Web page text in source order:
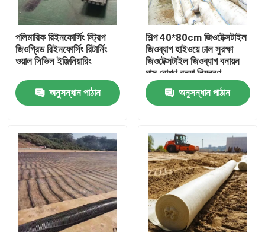
VR প্রদর্শন
আমাদের সম্পর্কে
কারখানা ভ্রমণ
আমাদের সাথে যোগাযোগ করুন
উদ্ধৃতির জন্য আবেদন
জিওটেক্সটাইল জিওগ্রিড
পলিমারিক রিইনফোর্সিং স্ট্রিপ
জিওগ্রিড রিইনফোর্সিং রিটার্নিং
ওয়াল সিভিল ইঞ্জিনিয়ারিং
অনুসন্ধান পাঠান
শিল্প 40*80cm জিওটেক্সটাইল
জিওব্যাগ হাইওয়ে ঢাল সুরক্ষা
জিওটেক্সটাইল জিওব্যাগ বনায়ন
ঘাস রোপণ বন্যা নিয়ন্ত্রণ
জিওটেক্সটাইল জিওব্যাগ
অনুসন্ধান পাঠান